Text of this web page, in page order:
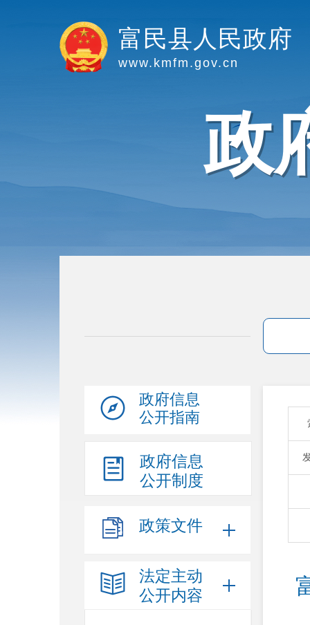
富民县人民政府
www.kmfm.gov.cn
政
政府信息
公开指南
政府信息
公开制度
政策文件
法定主动
公开内容